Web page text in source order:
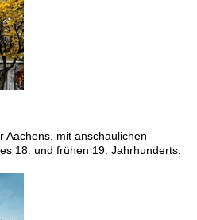
Aachens, mit anschaulichen
18. und frühen 19. Jahrhunderts.